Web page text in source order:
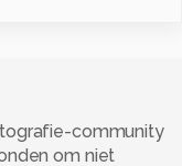
community
om niet